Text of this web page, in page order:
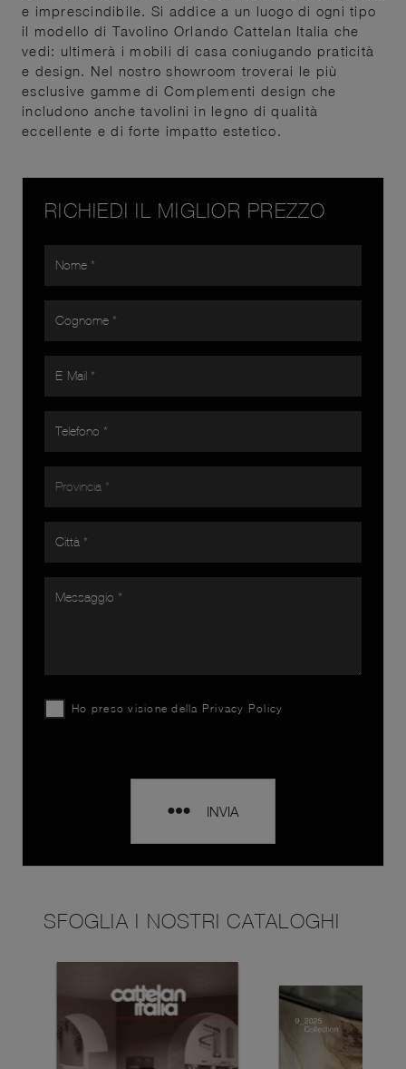
e imprescindibile. Si addice a un luogo di ogni tipo
il modello di Tavolino Orlando Cattelan Italia che
vedi: ultimerà i mobili di casa coniugando praticità
e design. Nel nostro showroom troverai le più
esclusive gamme di Complementi design che
includono anche tavolini in legno di qualità
eccellente e di forte impatto estetico.
RICHIEDI IL MIGLIOR PREZZO
Ho preso visione della Privacy Policy
INVIA
SFOGLIA I NOSTRI CATALOGHI